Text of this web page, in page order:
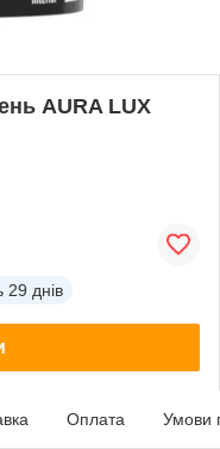
AURA LUX
29 днів
Оплата Умови